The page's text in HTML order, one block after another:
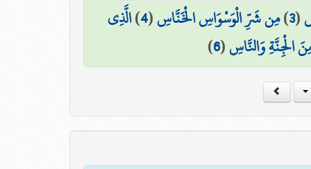
(
3
)مِن شَرِّ الْوَسْوَاسِ الْخَنَّاسِ(
4
)الَّذِي
الْجِنَّةِ وَالنَّاسِ(
6
)